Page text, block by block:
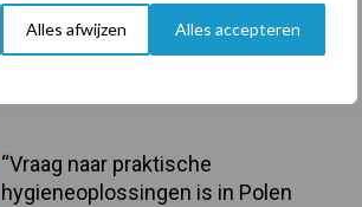
Alles afwijzen Alles accepteren
Tien praktische tips voor een
“Vraag naar praktische
hygieneoplossingen is in Polen